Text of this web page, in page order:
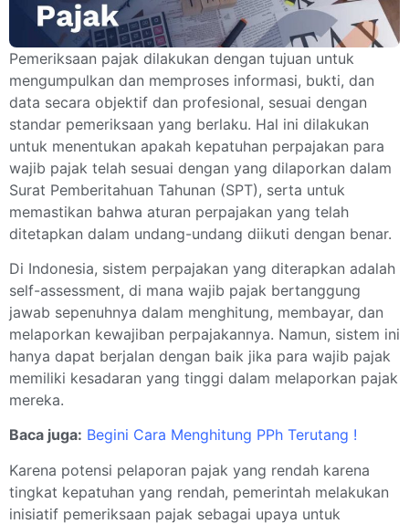
Pemeriksaan pajak dilakukan dengan tujuan untuk
mengumpulkan dan memproses informasi, bukti, dan
data secara objektif dan profesional, sesuai dengan
standar pemeriksaan yang berlaku. Hal ini dilakukan
untuk menentukan apakah kepatuhan perpajakan para
wajib pajak telah sesuai dengan yang dilaporkan dalam
Surat Pemberitahuan Tahunan (SPT), serta untuk
memastikan bahwa aturan perpajakan yang telah
ditetapkan dalam undang-undang diikuti dengan benar.
Di Indonesia, sistem perpajakan yang diterapkan adalah
self-assessment, di mana wajib pajak bertanggung
jawab sepenuhnya dalam menghitung, membayar, dan
melaporkan kewajiban perpajakannya. Namun, sistem ini
hanya dapat berjalan dengan baik jika para wajib pajak
memiliki kesadaran yang tinggi dalam melaporkan pajak
mereka.
Baca juga: Begini Cara Menghitung PPh Terutang !
Karena potensi pelaporan pajak yang rendah karena
tingkat kepatuhan yang rendah, pemerintah melakukan
inisiatif pemeriksaan pajak sebagai upaya untuk